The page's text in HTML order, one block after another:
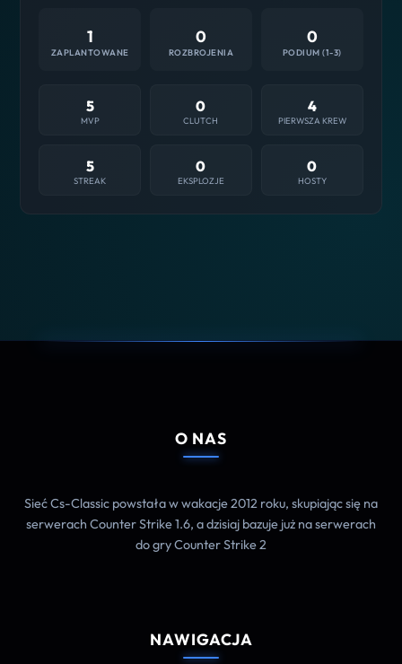
1
ZAPLANTOWANE
0
ROZBROJENIA
0
PODIUM (1-3)
5
MVP
0
CLUTCH
4
PIERWSZA KREW
5
STREAK
0
EKSPLOZJE
0
HOSTY
O NAS
Sieć Cs-Classic powstała w wakacje 2012 roku, skupiając się na
serwerach Counter Strike 1.6, a dzisiaj bazuje już na serwerach
do gry Counter Strike 2
NAWIGACJA